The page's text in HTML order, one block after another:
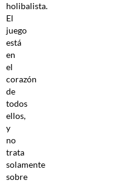
holibalista.
El
juego
está
en
el
corazón
de
todos
ellos,
y
no
trata
solamente
sobre